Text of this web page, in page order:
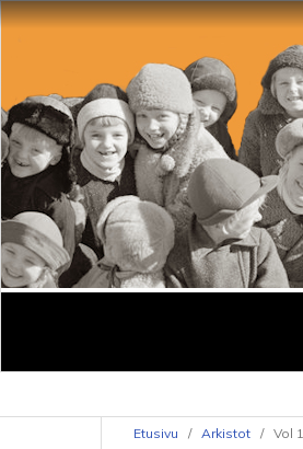
Etusivu / Arkistot / Vol